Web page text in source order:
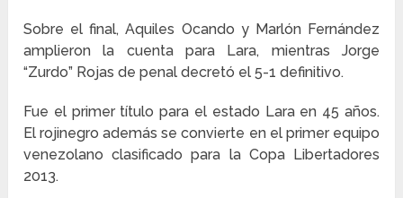
Sobre el final, Aquiles Ocando y Marlón Fernández
amplieron la cuenta para Lara, mientras Jorge
“Zurdo” Rojas de penal decretó el 5-1 definitivo.
Fue el primer título para el estado Lara en 45 años.
El rojinegro además se convierte en el primer equipo
venezolano clasificado para la Copa Libertadores
2013.